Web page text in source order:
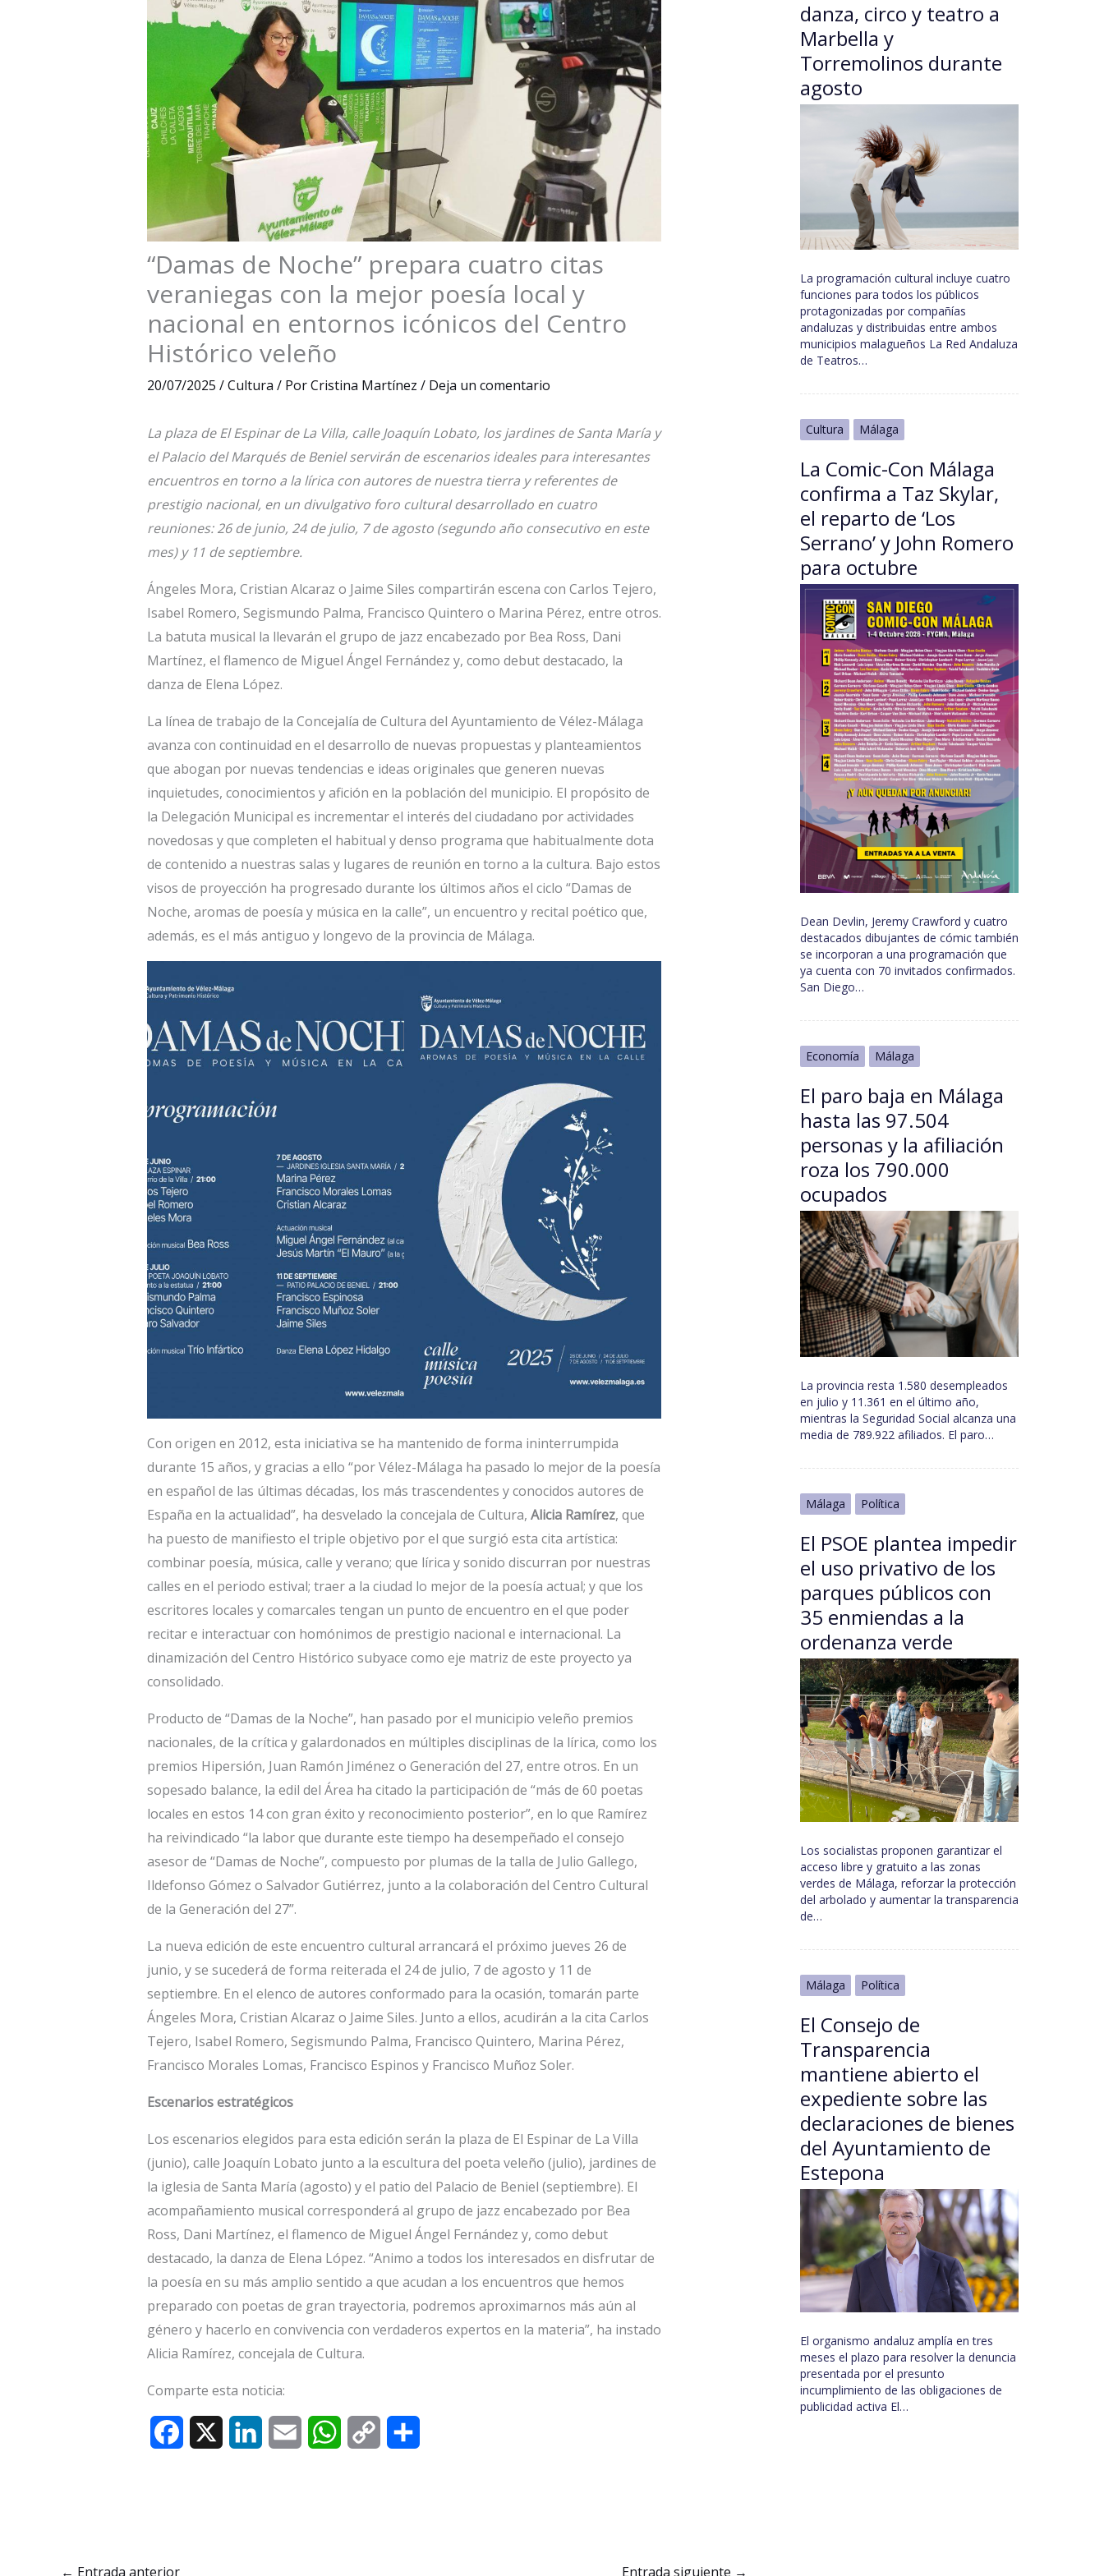
“Damas de Noche” prepara cuatro citas
veraniegas con la mejor poesía local y
nacional en entornos icónicos del Centro
Histórico veleño
20/07/2025 /Cultura / PorCristina Martínez / Deja un comentario
La plaza de El Espinar de La Villa, calle Joaquín Lobato, los jardines de Santa María y
el Palacio del Marqués de Beniel servirán de escenarios ideales para interesantes
encuentros en torno a la lírica con autores de nuestra tierra y referentes de
prestigio nacional, en un divulgativo foro cultural desarrollado en cuatro
reuniones: 26 de junio, 24 de julio, 7 de agosto (segundo año consecutivo en este
mes) y 11 de septiembre.
Ángeles Mora, Cristian Alcaraz o Jaime Siles compartirán escena con Carlos Tejero,
Isabel Romero, Segismundo Palma, Francisco Quintero o Marina Pérez, entre otros.
La batuta musical la llevarán el grupo de jazz encabezado por Bea Ross, Dani
Martínez, el flamenco de Miguel Ángel Fernández y, como debut destacado, la
danza de Elena López.
La línea de trabajo de la Concejalía de Cultura del Ayuntamiento de Vélez-Málaga
avanza con continuidad en el desarrollo de nuevas propuestas y planteamientos
que abogan por nuevas tendencias e ideas originales que generen nuevas
inquietudes, conocimientos y afición en la población del municipio. El propósito de
la Delegación Municipal es incrementar el interés del ciudadano por actividades
novedosas y que completen el habitual y denso programa que habitualmente dota
de contenido a nuestras salas y lugares de reunión en torno a la cultura. Bajo estos
visos de proyección ha progresado durante los últimos años el ciclo “Damas de
Noche, aromas de poesía y música en la calle”, un encuentro y recital poético que,
además, es el más antiguo y longevo de la provincia de Málaga.
Con origen en 2012, esta iniciativa se ha mantenido de forma ininterrumpida
durante 15 años, y gracias a ello “por Vélez-Málaga ha pasado lo mejor de la poesía
en español de las últimas décadas, los más trascendentes y conocidos autores de
España en la actualidad”, ha desvelado la concejala de Cultura, Alicia Ramírez, que
ha puesto de manifiesto el triple objetivo por el que surgió esta cita artística:
combinar poesía, música, calle y verano; que lírica y sonido discurran por nuestras
calles en el periodo estival; traer a la ciudad lo mejor de la poesía actual; y que los
escritores locales y comarcales tengan un punto de encuentro en el que poder
recitar e interactuar con homónimos de prestigio nacional e internacional. La
dinamización del Centro Histórico subyace como eje matriz de este proyecto ya
consolidado.
Producto de “Damas de la Noche”, han pasado por el municipio veleño premios
nacionales, de la crítica y galardonados en múltiples disciplinas de la lírica, como los
premios Hipersión, Juan Ramón Jiménez o Generación del 27, entre otros. En un
sopesado balance, la edil del Área ha citado la participación de “más de 60 poetas
locales en estos 14 con gran éxito y reconocimiento posterior”, en lo que Ramírez
ha reivindicado “la labor que durante este tiempo ha desempeñado el consejo
asesor de “Damas de Noche”, compuesto por plumas de la talla de Julio Gallego,
Ildefonso Gómez o Salvador Gutiérrez, junto a la colaboración del Centro Cultural
de la Generación del 27”.
La nueva edición de este encuentro cultural arrancará el próximo jueves 26 de
junio, y se sucederá de forma reiterada el 24 de julio, 7 de agosto y 11 de
septiembre. En el elenco de autores conformado para la ocasión, tomarán parte
Ángeles Mora, Cristian Alcaraz o Jaime Siles. Junto a ellos, acudirán a la cita Carlos
Tejero, Isabel Romero, Segismundo Palma, Francisco Quintero, Marina Pérez,
Francisco Morales Lomas, Francisco Espinos y Francisco Muñoz Soler.
Escenarios estratégicos
Los escenarios elegidos para esta edición serán la plaza de El Espinar de La Villa
(junio), calle Joaquín Lobato junto a la escultura del poeta veleño (julio), jardines de
la iglesia de Santa María (agosto) y el patio del Palacio de Beniel (septiembre). El
acompañamiento musical corresponderá al grupo de jazz encabezado por Bea
Ross, Dani Martínez, el flamenco de Miguel Ángel Fernández y, como debut
destacado, la danza de Elena López. “Animo a todos los interesados en disfrutar de
la poesía en su más amplio sentido a que acudan a los encuentros que hemos
preparado con poetas de gran trayectoria, podremos aproximarnos más aún al
género y hacerlo en convivencia con verdaderos expertos en la materia”, ha instado
Alicia Ramírez, concejala de Cultura.
Comparte esta noticia:
W
← Entrada anterior Entrada siguiente →
danza, circo y teatro a
Marbella y
Torremolinos durante
agosto
La programación cultural incluye cuatro
funciones para todos los públicos
protagonizadas por compañías
andaluzas y distribuidas entre ambos
municipios malagueños La Red Andaluza
de Teatros…
Cultura Málaga
La Comic-Con Málaga
confirma a Taz Skylar,
el reparto de ‘Los
Serrano’ y John Romero
para octubre
Dean Devlin, Jeremy Crawford y cuatro
destacados dibujantes de cómic también
se incorporan a una programación que
ya cuenta con 70 invitados confirmados.
San Diego…
Economía Málaga
El paro baja en Málaga
hasta las 97.504
personas y la afiliación
roza los 790.000
ocupados
La provincia resta 1.580 desempleados
en julio y 11.361 en el último año,
mientras la Seguridad Social alcanza una
media de 789.922 afiliados. El paro…
Málaga Política
El PSOE plantea impedir
el uso privativo de los
parques públicos con
35 enmiendas a la
ordenanza verde
Los socialistas proponen garantizar el
acceso libre y gratuito a las zonas
verdes de Málaga, reforzar la protección
del arbolado y aumentar la transparencia
de…
Málaga Política
El Consejo de
Transparencia
mantiene abierto el
expediente sobre las
declaraciones de bienes
del Ayuntamiento de
Estepona
El organismo andaluz amplía en tres
meses el plazo para resolver la denuncia
presentada por el presunto
incumplimiento de las obligaciones de
publicidad activa El…